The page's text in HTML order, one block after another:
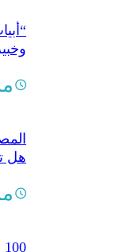
منذ
هل
منذ